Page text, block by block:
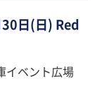
日(日) Red
イベント広場